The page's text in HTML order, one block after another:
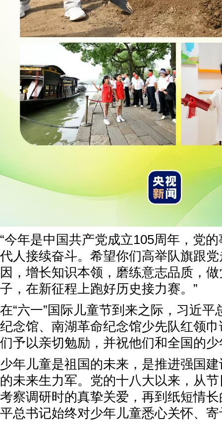
“今年是中国共产党成立105周年，党
代人接续奋斗。希望你们高举队旗跟
因，增长知识本领，磨练意志品质，
子，在新征程上跑好历史接力赛。”
在“六一”国际儿童节到来之际，习近平
纪念馆、南湖革命纪念馆少先队红领
们予以亲切勉励，并祝他们和全国的
少年儿童是祖国的未来，是推进强国
的未来生力军。党的十八大以来，从
考察调研时的真挚关爱，再到纸短情
平总书记始终对少年儿童悉心关怀、